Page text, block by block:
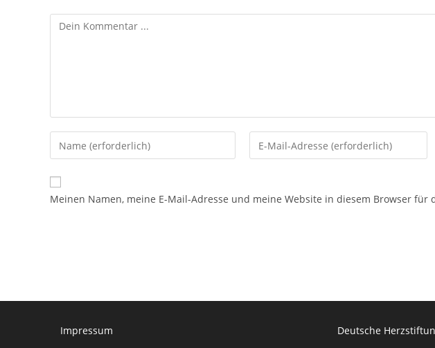
Kommentieren
Gib
deinen
Namen
oder
Gib
deine
Meinen Namen, meine E-Mail-Adresse und meine Website in diesem Browser
Impressum Deutsche